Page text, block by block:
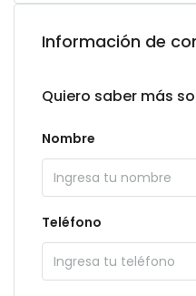
Información de
Quiero saber más
Nombre
Teléfono